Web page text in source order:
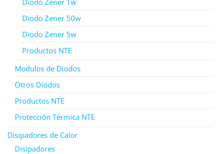
Diodo Zener 50w
Diodo Zener 5w
Productos NTE
Modulos de Diodos
Otros Diodos
Productos NTE
Protección Térmica NTE
Disipadores de Calor
Disipadores